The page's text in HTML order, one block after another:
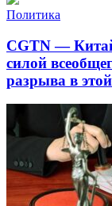
Политика
CGTN —
силой
разрыва в